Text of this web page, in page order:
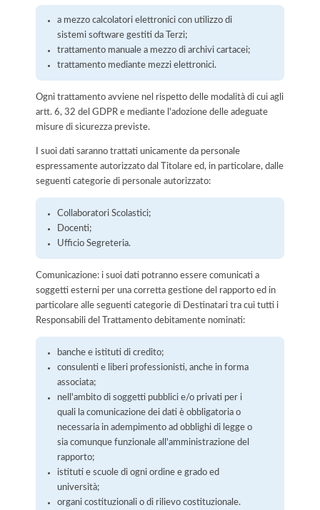
a mezzo calcolatori elettronici con utilizzo di
sistemi software gestiti da Terzi;
trattamento manuale a mezzo di archivi cartacei;
trattamento mediante mezzi elettronici.
Ogni trattamento avviene nel rispetto delle modalità di cui agli
artt. 6, 32 del GDPR e mediante l'adozione delle adeguate
misure di sicurezza previste.
I suoi dati saranno trattati unicamente da personale
espressamente autorizzato dal Titolare ed, in particolare, dalle
seguenti categorie di personale autorizzato:
Collaboratori Scolastici;
Docenti;
Ufficio Segreteria.
Comunicazione: i suoi dati potranno essere comunicati a
soggetti esterni per una corretta gestione del rapporto ed in
particolare alle seguenti categorie di Destinatari tra cui tutti i
Responsabili del Trattamento debitamente nominati:
banche e istituti di credito;
consulenti e liberi professionisti, anche in forma
associata;
nell'ambito di soggetti pubblici e/o privati per i
quali la comunicazione dei dati è obbligatoria o
necessaria in adempimento ad obblighi di legge o
sia comunque funzionale all'amministrazione del
rapporto;
istituti e scuole di ogni ordine e grado ed
università;
organi costituzionali o di rilievo costituzionale.